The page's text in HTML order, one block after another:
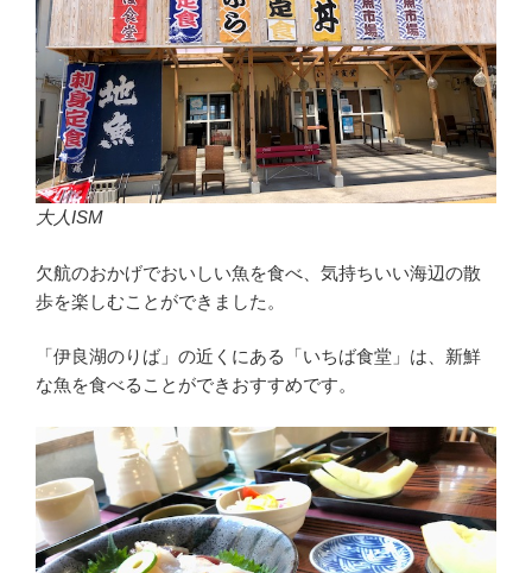
大人ISM
欠航のおかげでおいしい魚を食べ、気持ちいい海辺の散
歩を楽しむことができました。
「伊良湖のりば」の近くにある「いちば食堂」は、新鮮
な魚を食べることができおすすめです。